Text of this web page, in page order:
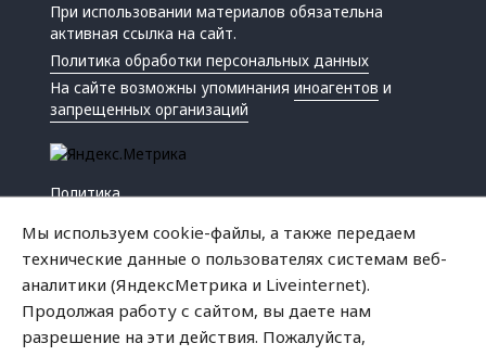
При использовании материалов обязательна
активная ссылка на сайт.
Политика обработки персональных данных
На сайте возможны упоминанияиноагентов и
запрещенных организаций
Политика
Мы используем cookie-файлы, а также передаем
технические данные о пользователях системам веб-
аналитики (ЯндексМетрика и Liveinternet).
Продолжая работу с сайтом, вы даете нам
разрешение на эти действия. Пожалуйста,